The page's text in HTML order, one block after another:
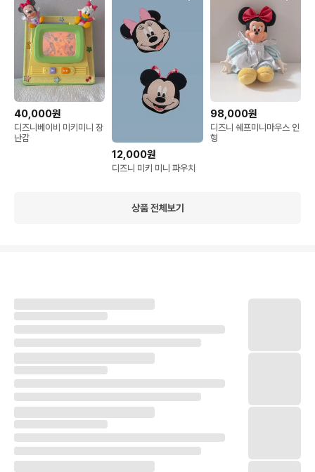
40,000원
디즈니베이비 미키미니 장
난감
12,000원
디즈니 미키 미니 파우치
98,000원
디즈니 쉐프미니마우스 인
형
상품 전체보기